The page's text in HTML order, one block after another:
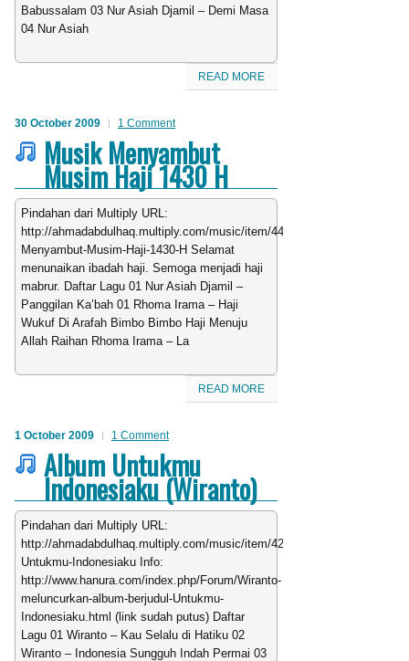
Babussalam 03 Nur Asiah Djamil – Demi Masa
04 Nur Asiah
READ MORE
30 October 2009 1 Comment
Musik Menyambut
Musim Haji 1430 H
Pindahan dari Multiply URL:
http://ahmadabdulhaq.multiply.com/music/item/446/Musik-
Menyambut-Musim-Haji-1430-H Selamat
menunaikan ibadah haji. Semoga menjadi haji
mabrur. Daftar Lagu 01 Nur Asiah Djamil –
Panggilan Ka’bah 01 Rhoma Irama – Haji
Wukuf Di Arafah Bimbo Bimbo Haji Menuju
Allah Raihan Rhoma Irama – La
READ MORE
1 October 2009 1 Comment
Album Untukmu
Indonesiaku (Wiranto)
Pindahan dari Multiply URL:
http://ahmadabdulhaq.multiply.com/music/item/425/Wiranto-
Untukmu-Indonesiaku Info:
http://www.hanura.com/index.php/Forum/Wiranto-
meluncurkan-album-berjudul-Untukmu-
Indonesiaku.html (link sudah putus) Daftar
Lagu 01 Wiranto – Kau Selalu di Hatiku 02
Wiranto – Indonesia Sungguh Indah Permai 03